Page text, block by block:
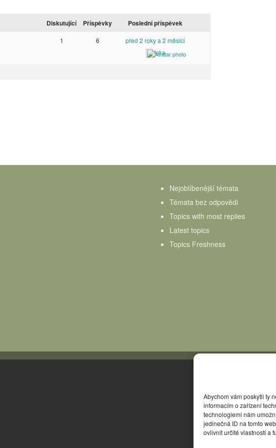
Abychom vám poskytli ty
informacím o zařízení
technologiemi nám
jedinečná ID na tomto
ovlivnit určité vlastnosti a
Diskutující Příspěvky Poslední příspěvek
1 6 před 2 roky a 2 měsíci
Inka
Nejoblíbenější témata
Témata bez odpovědi
Topics with most replies
Latest topics
Topics Freshness